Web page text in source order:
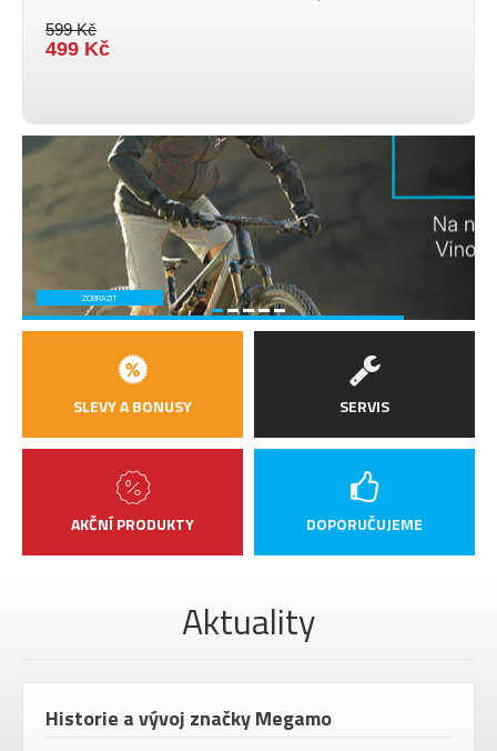
599 Kč
499 Kč
ZOBRAZIT
SLEVY A BONUSY
AKČNÍ PRODUKTY
SERVIS
DOPORUČUJEME
Aktuality
Historie a vývoj značky Megamo